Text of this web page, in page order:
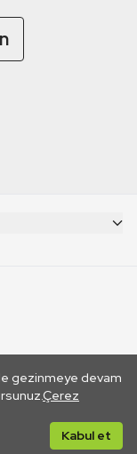
gezinmeye devam
Çerez
Kabul et
gidilen dış